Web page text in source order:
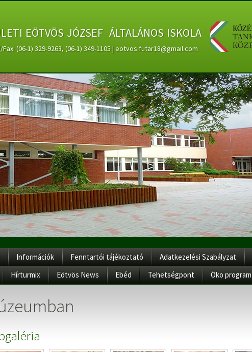
eötvös józsef általános iskola
(06-1) 329-9263, (06-1) 349-1105 | eotvos.futar18@gmail.com
Információk Fenntartói tájékoztató Adatkezelési Szabályzat
Hírturmix Eötvös News Ebéd Tehetségpont Öko program